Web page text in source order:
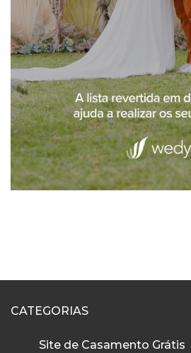
CATEGORIAS
Site de Casamento Grátis